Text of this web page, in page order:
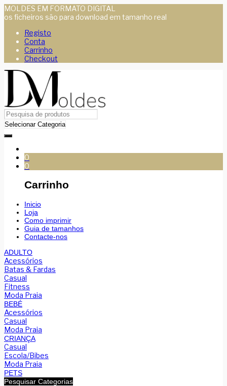
MOLDES EM FORMATO DIGITAL
os ficheiros são para download em tamanho real
Registo
Conta
Carrinho
Checkout
0
0
Carrinho
Inicio
Loja
Como imprimir
Guia de tamanhos
Contacte-nos
ADULTO
Acessórios
Batas & Fardas
Casual
Fitness
Moda Praia
BEBÉ
Acessórios
Casual
Moda Praia
CRIANÇA
Casual
Escola/Bibes
Moda Praia
PETS
Pesquisar Categorias